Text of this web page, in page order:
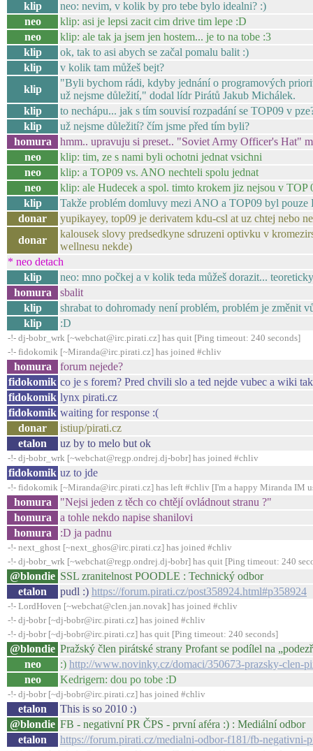
klip
neo: nevim, v kolik by pro tebe bylo idealni? :)
neo
klip: asi je lepsi zacit cim drive tim lepe :D
neo
klip: ale tak ja jsem jen hostem... je to na tobe :3
klip
ok, tak to asi abych se začal pomalu balit :)
klip
v kolik tam můžeš bejt?
klip
"Byli bychom rádi, kdyby jednání o programových
už nejsme důležití," dodal lídr Pirátů Jakub Michálek.
klip
to nechápu... jak s tím souvisí rozpadání se TOP09 v
klip
už nejsme důležití? čím jsme před tím byli?
homura
hmm.. upravuju si preset.. "Soviet Army Officer's Hat"
neo
klip: tim, ze s nami byli ochotni jednat vsichni
neo
klip: a TOP09 vs. ANO nechteli spolu jednat
neo
klip: ale Hudecek a spol. timto krokem jiz nejsou v TOP
klip
Takže problém domluvy mezi ANO a TOP09 byl pouze
donar
yupikayey, top09 je derivatem kdu-csl at uz chtej nebo
donar
kalousek slovy predsedkyne sdruzeni optivku v
wellnesu nekde)
* neo detach
klip
neo: mno počkej a v kolik teda můžeš dorazit...
homura
sbalit
klip
shrabat to dohromady není problém, problém je změnit
klip
:D
-!- dj-bobr_wrk [~webchat@irc.pirati.cz] has quit [Ping timeout: 240 seconds]
-!- fidokomik [~Miranda@irc.pirati.cz] has joined #chliv
homura
forum nejede?
fidokomik co je s forem? Pred chvili slo a ted nejde vubec a wiki
fidokomik lynx pirati.cz
fidokomik waiting for response :(
donar
istiup/pirati.cz
etalon
uz by to melo but ok
-!- dj-bobr_wrk [~webchat@regp.ondrej.dj-bobr] has joined #chliv
fidokomik uz to jde
-!- fidokomik [~Miranda@irc.pirati.cz] has left #chliv [I'm a happy Miranda IM
homura
"Nejsi jeden z těch co chtějí ovládnout stranu ?"
homura
a tohle nekdo napise shanilovi
homura
:D ja padnu
-!- next_ghost [~next_ghos@irc.pirati.cz] has joined #chliv
-!- dj-bobr_wrk [~webchat@regp.ondrej.dj-bobr] has quit [Ping timeout: 240
@blondie SSL zranitelnost POODLE : Technický odbor
etalon
pudl :) https://forum.pirati.cz/post358924.html#p358924
-!- LordHoven [~webchat@clen.jan.novak] has joined #chliv
-!- dj-bobr [~dj-bobr@irc.pirati.cz] has joined #chliv
-!- dj-bobr [~dj-bobr@irc.pirati.cz] has quit [Ping timeout: 240 seconds]
@blondie Pražský člen pirátské strany Profant se podílel na
neo
:) http://www.novinky.cz/domaci/350673-prazsky-clen-
neo
Kedrigern: dou po tobe :D
-!- dj-bobr [~dj-bobr@irc.pirati.cz] has joined #chliv
etalon
This is so 2010 :)
@blondie FB - negativní PR ČPS - první aféra :) : Mediální odbor
etalon
https://forum.pirati.cz/medialni-odbor-f181/fb-negativni-